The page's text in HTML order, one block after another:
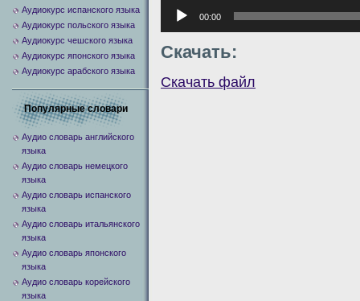
Аудиоплеер
00:00
Скачать:
Скачать файл
Аудиокурс испанского языка
Аудиокурс польского языка
Аудиокурс чешского языка
Аудиокурс японского языка
Аудиокурс арабского языка
Популярные словари
Аудио словарь английского
языка
Аудио словарь немецкого
языка
Аудио словарь испанского
языка
Аудио словарь итальянского
языка
Аудио словарь японского
языка
Аудио словарь корейского
языка